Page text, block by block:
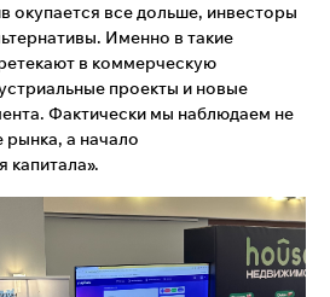
окупается все дольше, инвесторы
Именно в такие
в коммерческую
проекты и новые
Фактически мы наблюдаем не
рынка, а начало
капитала».